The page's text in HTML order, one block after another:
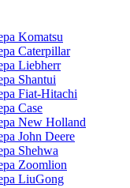
Komatsu
Caterpillar
Liebherr
Shantui
Fiat-Hitachi
Case
New Holland
John Deere
Shehwa
Zoomlion
LiuGong